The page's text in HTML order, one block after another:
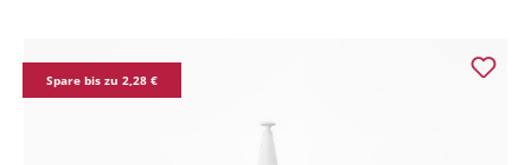
Spare bis zu 2,28 €